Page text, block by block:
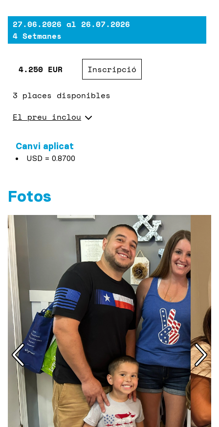
27.06.2026 al 26.07.2026
4 Setmanes
4.250 EUR Inscripció
3 places disponibles
El preu inclou
Assegurança mèdica d'accidents i
responsabilitat civil
Trasllats aeroport
Telèfon d'emergència 24h
Canvi aplicat
USD = 0.8700
Fotos